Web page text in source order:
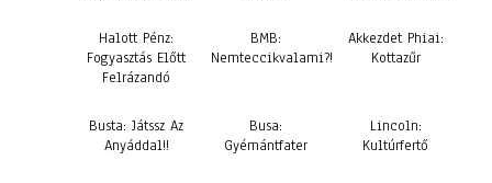
Halott Pénz:
Fogyasztás Előtt
Felrázandó
BMB:
Nemteccikvalami?!
Akkezdet Phiai:
Kottazűr
Busta: Játssz Az
Anyáddal!!
Busa:
Gyémántfater
Lincoln:
Kultúrfertő